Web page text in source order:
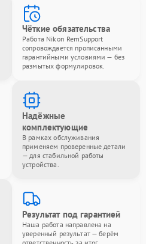
Чёткие обязательства
Работа Nikon RemSupport
сопровождается прописанными
гарантийными условиями — без
размытых формулировок.
Надёжные
комплектующие
В рамках обслуживания
применяем проверенные детали
— для стабильной работы
устройства.
Результат под гарантией
Наша работа направлена на
уверенный результат — берём